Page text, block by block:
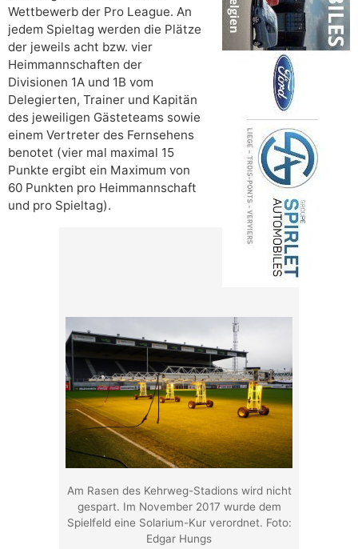
Wettbewerb der Pro League. An
jedem Spieltag werden die Plätze
der jeweils acht bzw. vier
Heimmannschaften der
Divisionen 1A und 1B vom
Delegierten, Trainer und Kapitän
des jeweiligen Gästeteams sowie
einem Vertreter des Fernsehens
benotet (vier mal maximal 15
Punkte ergibt ein Maximum von
60 Punkten pro Heimmannschaft
und pro Spieltag).
Am Rasen des Kehrweg-Stadions wird nicht
gespart. Im November 2017 wurde dem
Spielfeld eine Solarium-Kur verordnet. Foto:
Edgar Hungs